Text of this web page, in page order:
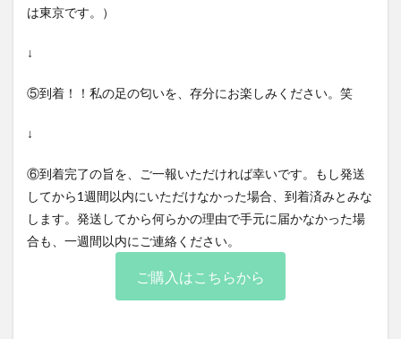
は東京です。）
↓
⑤到着！！私の足の匂いを、存分にお楽しみください。笑
↓
⑥到着完了の旨を、ご一報いただければ幸いです。もし発送
してから1週間以内にいただけなかった場合、到着済みとみな
します。発送してから何らかの理由で手元に届かなかった場
合も、一週間以内にご連絡ください。
ご購入はこちらから